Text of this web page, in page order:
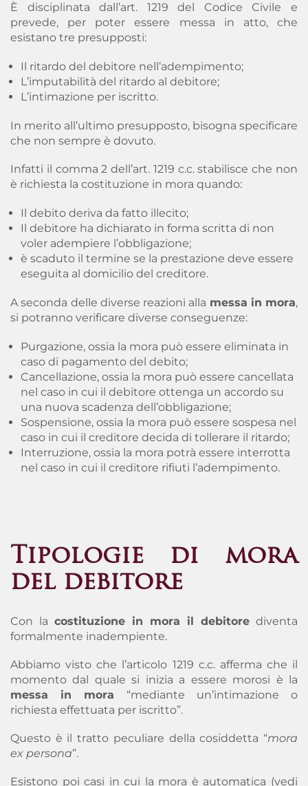
È disciplinata dall’art. 1219 del Codice Civile e
prevede, per poter essere messa in atto, che
esistano tre presupposti:
Il ritardo del debitore nell’adempimento;
L’imputabilità del ritardo al debitore;
L’intimazione per iscritto.
In merito all’ultimo presupposto, bisogna specificare
che non sempre è dovuto.
Infatti il comma 2 dell’art. 1219 c.c. stabilisce che non
è richiesta la costituzione in mora quando:
Il debito deriva da fatto illecito;
Il debitore ha dichiarato in forma scritta di non
voler adempiere l’obbligazione;
è scaduto il termine se la prestazione deve essere
eseguita al domicilio del creditore.
A seconda delle diverse reazioni alla messa in mora,
si potranno verificare diverse conseguenze:
Purgazione, ossia la mora può essere eliminata in
caso di pagamento del debito;
Cancellazione, ossia la mora può essere cancellata
nel caso in cui il debitore ottenga un accordo su
una nuova scadenza dell’obbligazione;
Sospensione, ossia la mora può essere sospesa nel
caso in cui il creditore decida di tollerare il ritardo;
Interruzione, ossia la mora potrà essere interrotta
nel caso in cui il creditore rifiuti l’adempimento.
Tipologie di mora
del debitore
Con la costituzione in mora il debitore diventa
formalmente inadempiente.
Abbiamo visto che l’articolo 1219 c.c. afferma che il
momento dal quale si inizia a essere morosi è la
messa in mora “mediante un’intimazione o
richiesta effettuata per iscritto”.
Questo è il tratto peculiare della cosiddetta “mora
ex persona”.
Esistono poi casi in cui la mora è automatica (vedi